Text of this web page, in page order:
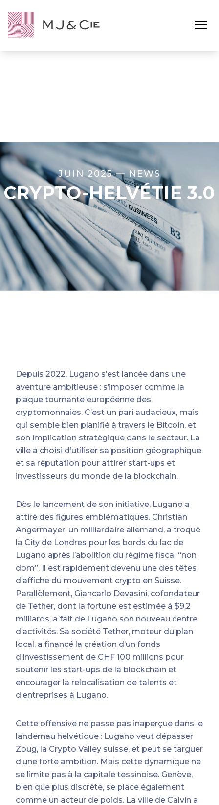
Ouvrir
CRYPTO-HELVÉTIE 3.0
JUIN 2025 —NEWS
Depuis 2022, Lugano s’est lancée dans une
aventure ambitieuse : s’imposer comme la
plaque tournante européenne des
cryptomonnaies. C’est un pari audacieux, mais
qui semble bien planifié à travers le Bitcoin, et
son implication stratégique dans le secteur. La
ville a choisi d’utiliser sa position géographique
et sa réputation pour attirer start-ups et
investisseurs du monde de la blockchain.
Dès le lancement de son initiative, Lugano a
attiré des figures emblématiques. Christian
Angermayer, un milliardaire allemand, a troqué
la City de Londres pour les bords du lac de
Lugano après l’abolition du régime fiscal “non
dom”. Il est rapidement devenu une des têtes
d’affiche du mouvement crypto en Suisse.
Parallèlement, Giancarlo Devasini, cofondateur
de Tether, dont la fortune est estimée à $9,2
milliards, a fait de Lugano son nouveau centre
d’activités. Sa société Tether, moteur du plan
local, a financé la création d’un fonds
d’investissement de CHF 100 millions pour
soutenir les start-ups de la blockchain et
encourager la relocalisation de talents et
d’entreprises à Lugano.
Cette offensive ne passe pas inaperçue dans le
landernau helvétique : Lugano veut dépasser
Zoug, la Crypto Valley suisse, et peut se targuer
d’une forte ambition. Mais cette dynamique ne
se limite pas à la capitale tessinoise. Genève,
bien que plus discrète, se place également
comme un acteur de poids. La ville de Calvin a